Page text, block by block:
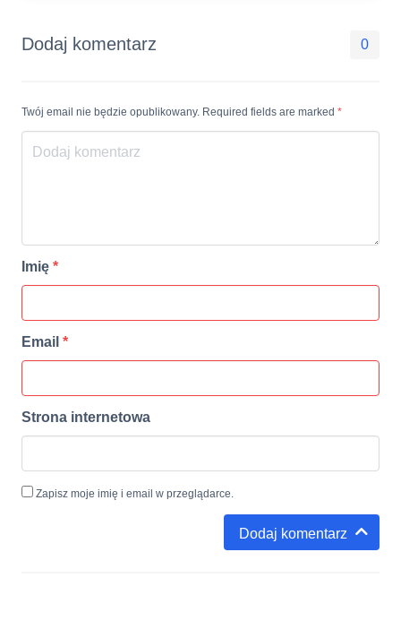
Dodaj komentarz 0
Twój email nie będzie opublikowany. Required fields are marked *
Imię *
Email *
Strona internetowa
Zapisz moje imię i email w przeglądarce.
Dodaj komentarz